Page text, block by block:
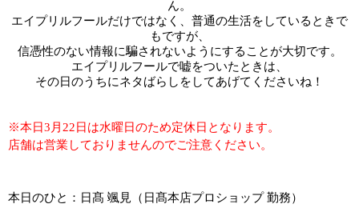
ん。
エイプリルフールだけではなく、普通の生活をしているときで
もですが、
信憑性のない情報に騙されないようにすることが大切です。
エイプリルフールで嘘をついたときは、
その日のうちにネタばらしをしてあげてくださいね！
※本日3月22日は水曜日のため定休日となります。
店舗は営業しておりませんのでご注意ください。
本日のひと：日髙 颯見（日髙本店プロショップ 勤務）